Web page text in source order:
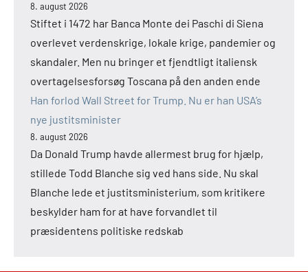
8. august 2026
Stiftet i 1472 har Banca Monte dei Paschi di Siena
overlevet verdenskrige, lokale krige, pandemier og
skandaler. Men nu bringer et fjendtligt italiensk
overtagelsesforsøg Toscana på den anden ende
Han forlod Wall Street for Trump. Nu er han USA’s
nye justitsminister
8. august 2026
Da Donald Trump havde allermest brug for hjælp,
stillede Todd Blanche sig ved hans side. Nu skal
Blanche lede et justitsministerium, som kritikere
beskylder ham for at have forvandlet til
præsidentens politiske redskab